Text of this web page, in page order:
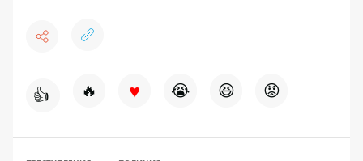
👍 🔥 ♥ 😭 😆 😡